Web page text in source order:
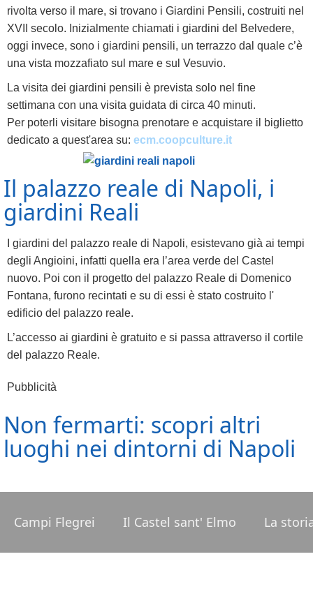
rivolta verso il mare, si trovano i Giardini Pensili, costruiti nel
XVII secolo. Inizialmente chiamati i giardini del Belvedere,
oggi invece, sono i giardini pensili, un terrazzo dal quale c’è
una vista mozzafiato sul mare e sul Vesuvio.
La visita dei giardini pensili è prevista solo nel fine
settimana con una visita guidata di circa 40 minuti.
Per poterli visitare bisogna prenotare e acquistare il biglietto
dedicato a quest'area su: ecm.coopculture.it
Il palazzo reale di Napoli, i
giardini Reali
I giardini del palazzo reale di Napoli, esistevano già ai tempi
degli Angioini, infatti quella era l’area verde del Castel
nuovo. Poi con il progetto del palazzo Reale di Domenico
Fontana, furono recintati e su di essi è stato costruito l'
edificio del palazzo reale.
L’accesso ai giardini è gratuito e si passa attraverso il cortile
del palazzo Reale.
Pubblicità
Non fermarti: scopri altri
luoghi nei dintorni di Napoli
Campi Flegrei Il Castel sant' Elmo La